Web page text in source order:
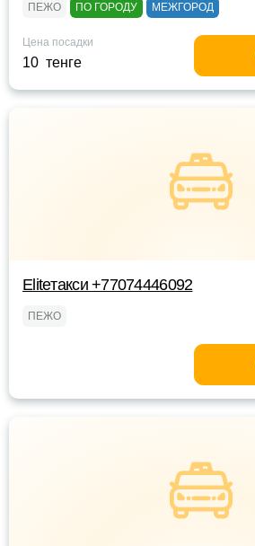
ПЕЖО ПО ГОРОДУ МЕЖГОРОД
Цена посадки
10 тенге
Eliteтакси +77074446092
ПЕЖО